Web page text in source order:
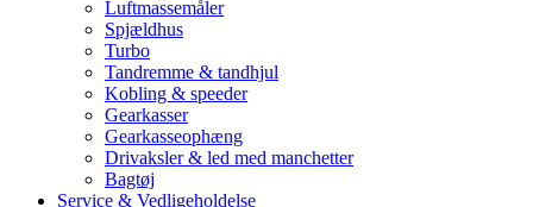
Luftmassemåler
Spjældhus
Turbo
Tandremme & tandhjul
Kobling & speeder
Gearkasser
Gearkasseophæng
Drivaksler & led med manchetter
Bagtøj
Service & Vedligeholdelse